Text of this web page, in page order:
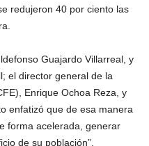
redujeron 40 por ciento las
Guajardo Villarreal, y
el director general de la
Enrique Ochoa Reza, y
enfatizó que de esa manera
forma acelerada, generar
de su población”.